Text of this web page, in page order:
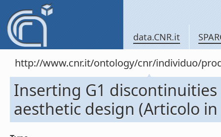
data.CNR.it
http://www.cnr.it/ontology/cnr/individuo/
Inserting G1
aesthetic design (Articolo